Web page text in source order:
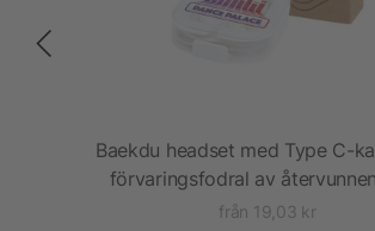
Baekdu headset med Type C-
förvaringsfodral av
från 19,03 kr